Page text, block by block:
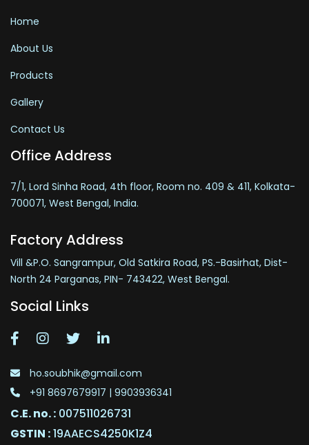
Home
About Us
Products
Gallery
Contact Us
Office Address
7/1, Lord Sinha Road, 4th floor, Room no. 409 & 411, Kolkata-
700071, West Bengal, India.
Factory Address
Vill &P.O. Sangrampur, Old Satkira Road, PS.-Basirhat, Dist-
North 24 Parganas, PIN- 743422, West Bengal.
Social Links
ho.soubhik@gmail.com
+91 8697679917 | 9903936341
C.E. no. : 007511026731
GSTIN :19AAECS4250K1Z4